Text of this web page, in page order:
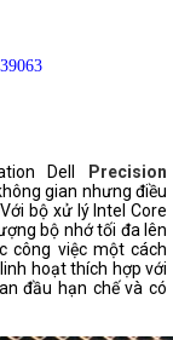
Dell
Precision
gian nhưng điều
bộ xử lý Intel Core
bộ nhớ tối đa lên
công việc một cách
hoạt thích hợp với
đầu hạn chế và có